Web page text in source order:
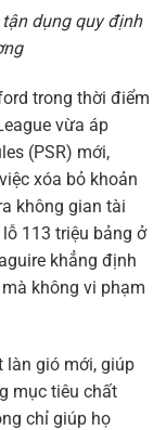
dụng quy định
trong thời điểm
vừa áp
(PSR) mới,
xóa bỏ khoản
không gian tài
113 triệu bảng ở
khẳng định
không vi phạm
làn gió mới, giúp
mục tiêu chất
chỉ giúp họ